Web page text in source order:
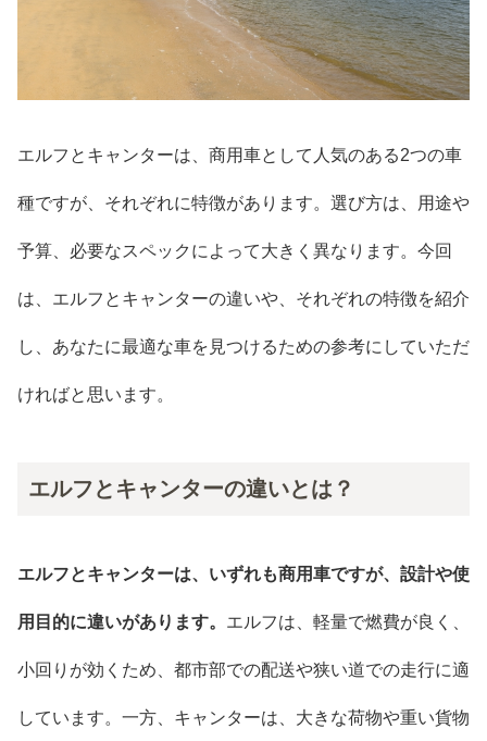
エルフとキャンターは、商用車として人気のある2つの車
種ですが、それぞれに特徴があります。選び方は、用途や
予算、必要なスペックによって大きく異なります。今回
は、エルフとキャンターの違いや、それぞれの特徴を紹介
し、あなたに最適な車を見つけるための参考にしていただ
ければと思います。
エルフとキャンターの違いとは？
エルフとキャンターは、いずれも商用車ですが、設計や使
用目的に違いがあります。 エルフは、軽量で燃費が良く、
小回りが効くため、都市部での配送や狭い道での走行に適
しています。一方、キャンターは、大きな荷物や重い貨物